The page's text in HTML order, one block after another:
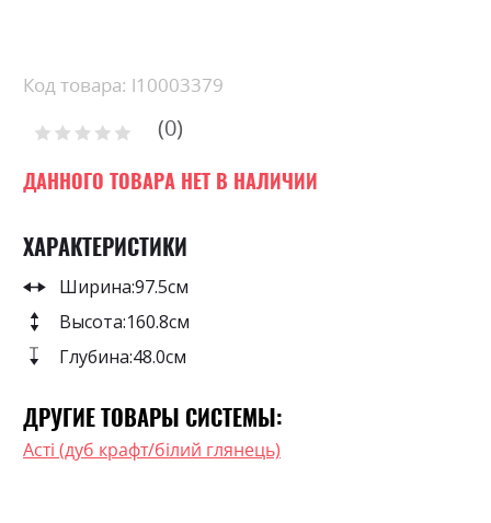
beginning
the
gallery
Код товара: l10003379
Рейтинг: 0
ДАННОГО ТОВАРА НЕТ В НАЛИЧИИ
ХАРАКТЕРИСТИКИ
Ширина:97.5см
Высота:160.8см
Глубина:48.0см
ДРУГИЕ ТОВАРЫ СИСТЕМЫ:
Асті (дуб крафт/білий глянець)